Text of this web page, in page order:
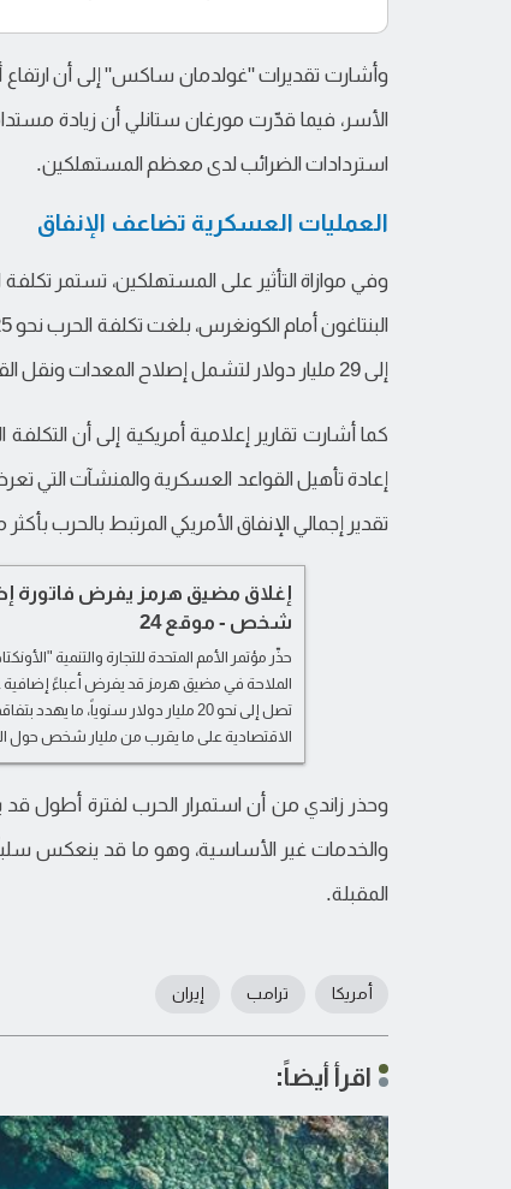
استردادات الضرائب لدى معظم المستهلكين.
العمليات العسكرية تضاعف الإنفاق
وفي موازاة التأثير على المستهلكين، تستمر
إلى 29 مليار دولار لتشمل إصلاح المعدات ونقل القوات إلى المنطقة.
كما أشارت تقارير إعلامية أمريكية إلى أن
إعادة تأهيل القواعد العسكرية والمنشآت التي
تقدير إجمالي الإنفاق الأمريكي المرتبط بالحرب بأكثر من 100 مليار دولار حتى
إغلاق مضيق هرمز يفرض فاتورة
شخص - موقع 24
حذّر مؤتمر الأمم المتحدة للتجارة والتنمية
الملاحة في مضيق هرمز قد يفرض أعباءً إضافية
تصل إلى نحو 20 مليار دولار سنوياً، ما
الاقتصادية على ما يقرب من مليار شخص حول
وحذر زاندي من أن استمرار الحرب لفترة أطول
والخدمات غير الأساسية، وهو ما قد ينعكس سلباً
المقبلة.
أمريكا ترامب إيران
اقرأ أيضاً: